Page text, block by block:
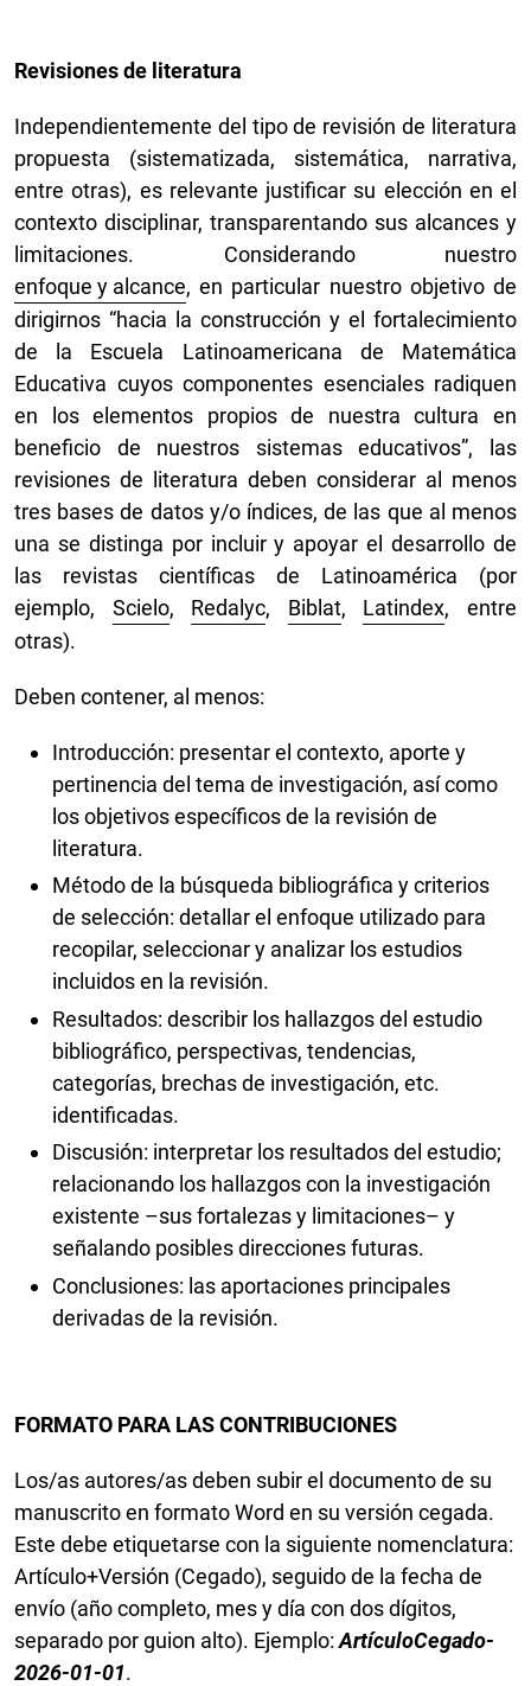
Revisiones de literatura
Independientemente del tipo de revisión de literatura
propuesta (sistematizada, sistemática, narrativa,
entre otras), es relevante justificar su elección en el
contexto disciplinar, transparentando sus alcances y
limitaciones. Considerando nuestro
enfoque y alcance, en particular nuestro objetivo de
dirigirnos “hacia la construcción y el fortalecimiento
de la Escuela Latinoamericana de Matemática
Educativa cuyos componentes esenciales radiquen
en los elementos propios de nuestra cultura en
beneficio de nuestros sistemas educativos”, las
revisiones de literatura deben considerar al menos
tres bases de datos y/o índices, de las que al menos
una se distinga por incluir y apoyar el desarrollo de
las revistas científicas de Latinoamérica (por
ejemplo, Scielo, Redalyc, Biblat, Latindex, entre
otras).
Deben contener, al menos:
Introducción: presentar el contexto, aporte y
pertinencia del tema de investigación, así como
los objetivos específicos de la revisión de
literatura.
Método de la búsqueda bibliográfica y criterios
de selección: detallar el enfoque utilizado para
recopilar, seleccionar y analizar los estudios
incluidos en la revisión.
Resultados: describir los hallazgos del estudio
bibliográfico, perspectivas, tendencias,
categorías, brechas de investigación, etc.
identificadas.
Discusión: interpretar los resultados del estudio;
relacionando los hallazgos con la investigación
existente –sus fortalezas y limitaciones– y
señalando posibles direcciones futuras.
Conclusiones: las aportaciones principales
derivadas de la revisión.
FORMATO PARA LAS CONTRIBUCIONES
Los/as autores/as deben subir el documento de su
manuscrito en formato Word en su versión cegada.
Este debe etiquetarse con la siguiente nomenclatura:
Artículo+Versión (Cegado), seguido de la fecha de
envío (año completo, mes y día con dos dígitos,
separado por guion alto). Ejemplo:ArtículoCegado-
2026-01-01.